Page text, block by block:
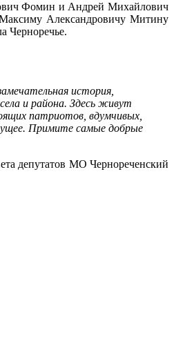
Фомин и Андрей Михайлович
Максиму Александровичу Митину
Черноречье.
история,
и района. Здесь живут
патриотов, вдумчивых,
Примите самые добрые
депутатов МО Чернореченский